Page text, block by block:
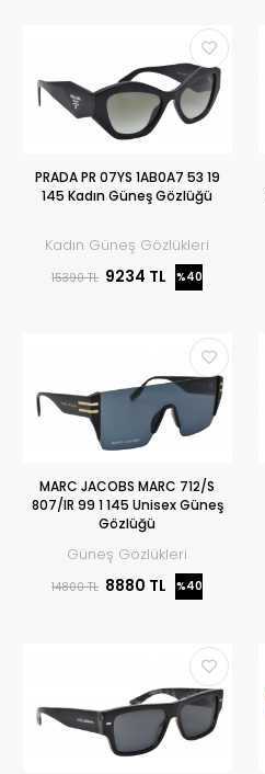
PRADA PR 07YS 1AB0A7 53 19
145 Kadın Güneş Gözlüğü
Kadın Güneş Gözlükleri
15390 TL 9234 TL %40
MARC JACOBS MARC 712/S
807/IR 99 1 145 Unisex Güneş
Gözlüğü
Güneş Gözlükleri
14800 TL 8880 TL %40